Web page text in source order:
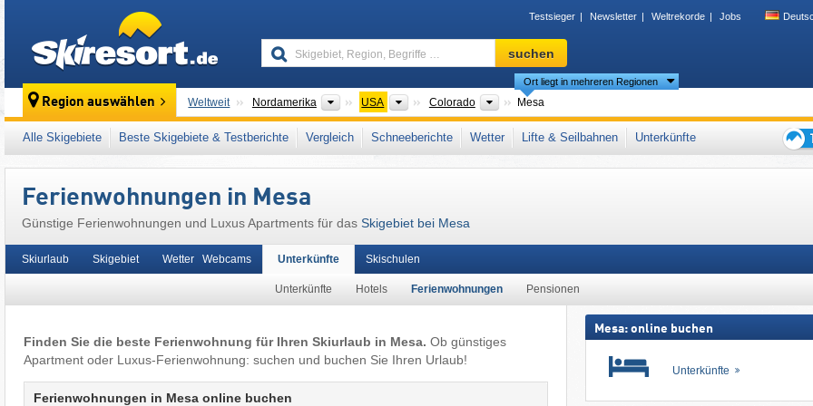
Testsieger Newsletter Weltrekorde Jobs
Skigebiet,
Region,
Begriffe
…
suchen
Region auswählen Weltweit Nordamerika Kontinente
USA LänderColorado Bundesstaaten
Ort liegt in mehreren Regionen
Mesa
Dieser Ort liegt auch in: Mountain States , Rocky Mountains, Western United States
Alle Skigebiete Beste Skigebiete & Testberichte Vergleich Schneeberichte Wetter Lifte & Seilbahnen
Unterkünfte
Ferienwohnungen in Mesa
Günstige Ferienwohnungen und Luxus Apartments für das Skigebiet bei Mesa
Skiurlaub Skigebiet Wetter Webcams Unterkünfte
Unterkünfte Hotels Ferienwohnungen Pensionen
Skischulen
Finden Sie die beste Ferienwohnung für Ihren Skiurlaub in Mesa. Ob günstiges
Apartment oder Luxus-Ferienwohnung: suchen und buchen Sie Ihren Urlaub!
Ferienwohnungen in Mesa online buchen
Mesa: online buchen
Unterkünfte